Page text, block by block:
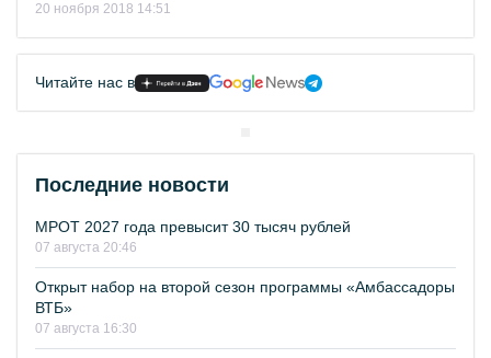
20 ноября 2018 14:51
Читайте нас в
Последние новости
МРОТ 2027 года превысит 30 тысяч рублей
07 августа 20:46
Открыт набор на второй сезон программы «Амбассадоры
ВТБ»
07 августа 16:30